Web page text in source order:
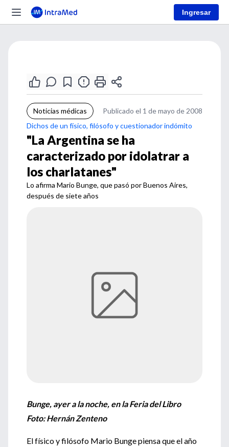
Ingresar
Noticias médicas
Publicado el 1 de mayo de 2008
Dichos de un físico, filósofo y cuestionador indómito
"La Argentina se ha
caracterizado por idolatrar a
los charlatanes"
Lo afirma Mario Bunge, que pasó por Buenos Aires,
después de siete años
Bunge, ayer a la noche, en la Feria del Libro
Foto: Hernán Zenteno
El físico y filósofo Mario Bunge piensa que el año